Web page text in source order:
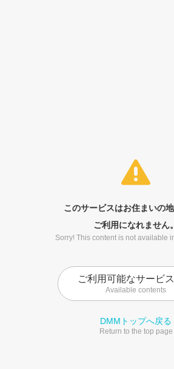
このサービスはお住まいの
ご利用になれません。
Sorry! This content is not available
ご利用可能なサービ
Available contents
DMMトップへ戻る
Return to the top page